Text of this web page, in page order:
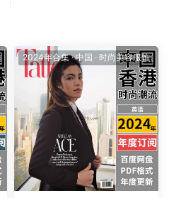
2024年合集·中国 · 时尚美容服饰